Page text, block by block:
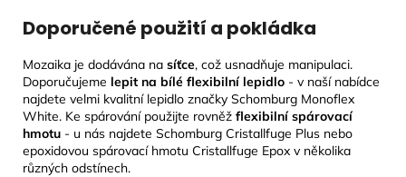
Doporučené použití a pokládka
Mozaika je dodávána na síťce, což usnadňuje manipulaci.
Doporučujeme lepit na bílé flexibilní lepidlo - v naší nabídce
najdete velmi kvalitní lepidlo značky Schomburg Monoflex
White. Ke spárování použijte rovněž flexibilní spárovací
hmotu - u nás najdete Schomburg Cristallfuge Plus nebo
epoxidovou spárovací hmotu Cristallfuge Epox v několika
různých odstínech.